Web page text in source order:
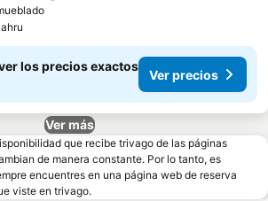
los precios exactos
Ver precios
Ver más
que recibe trivago de las páginas
de manera constante. Por lo tanto, es
encuentres en una página web de reserva
viste en trivago.